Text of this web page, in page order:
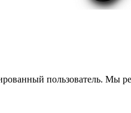
пользователь. Мы